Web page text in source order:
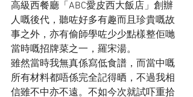
高級西餐廳「ABC愛皮西大飯店」創辦
人嘅後代，聽咗好多有趣而且珍貴嘅故
事之外，亦有偷師學咗少少點樣整佢哋
當時嘅招牌菜之一，羅宋湯。
雖然當時我無真係寫低食譜，而當中嘅
所有材料都唔係完全記得晒，不過我相
信雖不中亦不遠。不如今次就試吓重拾